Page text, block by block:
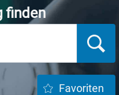
finden
Favoriten